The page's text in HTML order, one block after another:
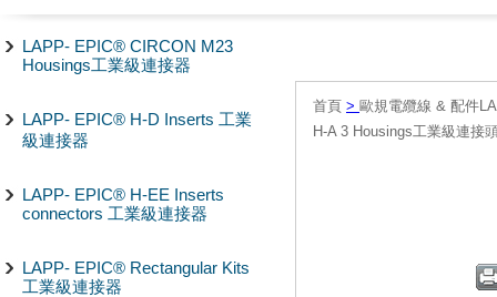
LAPP- EPIC® CIRCON M23
Housings工業級連接器
LAPP- EPIC® H-D Inserts 工業
級連接器
LAPP- EPIC® H-EE Inserts
connectors 工業級連接器
LAPP- EPIC® Rectangular Kits
工業級連接器
首頁 > 歐規電纜線 & 配件
H-A 3 Housings工業級連接